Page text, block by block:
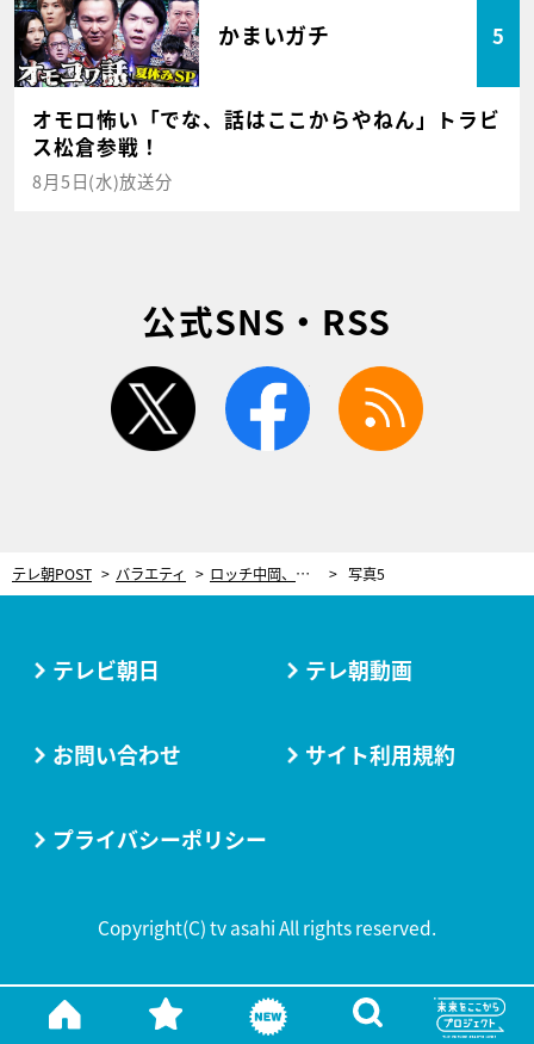
かまいガチ 5
オモロ怖い「でな、話はここからやねん」トラビ
ス松倉参戦！
8月5日(水)放送分
公式SNS・RSS
twitter facebook
テレ朝POST バラエティ ロッチ中岡、千鳥に土下座し謝罪！収録中にまさかの逃亡「大事な時期なのに…」 写真5
テレビ朝日 テレ朝動画
お問い合わせ サイト利用規約
プライバシーポリシー
Copyright(C) tv asahi All rights reserved.